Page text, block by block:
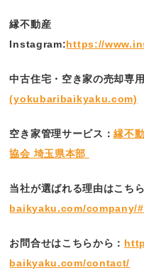
縁不動産
Instagram:https://
中古住宅・空き家の売却専
(yokubaribaikyaku.com)
空き家管理サービス：縁不
協会 埼玉県本部
当社が選ばれる理由はこちら
baikyaku.com/company/
お問合せはこちらから：
baikyaku.com/contact/